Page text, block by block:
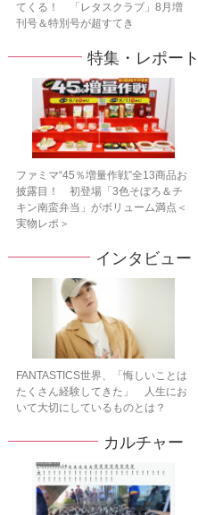
てくる！ 「レタスクラブ」8月増
刊号＆特別号が超すてき
特集・レポー
ファミマ“45％増量作戦”全13商品お
披露目！ 初登場「3色そぼろ＆チ
キン南蛮弁当」がボリューム満点＜
実物レポ＞
インタビュ
FANTASTICS世界、「悔しいことは
たくさん経験してきた」 人生にお
いて大切にしているものとは？
カルチャー